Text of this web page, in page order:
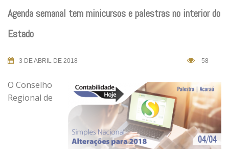
Agenda semanal tem minicursos e palestras no interior do
Estado
3 DE ABRIL DE 2018 58
O Conselho
Regional de